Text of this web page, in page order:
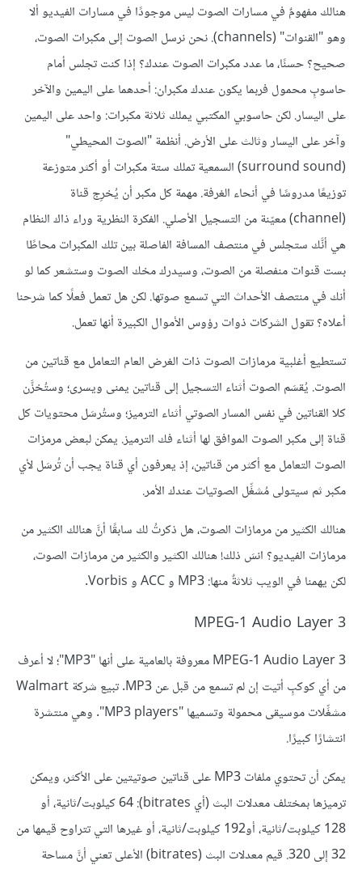
هنالك مفهومٌ في مسارات الصوت ليس موجودًا في مسارات الفيديو ألا
وهو "القنوات" (channels). نحن نرسل الصوت إلى مكبرات الصوت،
صحيح؟ حسنًا، ما عدد مكبرات الصوت عندك؟ إذا كنت تجلس أمام
حاسوبٍ محمول فربما يكون عندك مكبران: أحدهما على اليمين والآخر
على اليسار. لكن حاسوبي المكتبي يملك ثلاثة مكبرات: واحد على اليمين
وآخر على اليسار وثالث على الأرض. أنظمة "الصوت المحيطي"
(surround sound) السمعية تملك ستة مكبرات أو أكثر متوزعة
توزيعًا مدروسًا في أنحاء الغرفة. مهمة كل مكبر أن يُخرِج قناة
(channel) معيّنة من التسجيل الأصلي. الفكرة النظرية وراء ذاك النظام
هي أنَّك ستجلس في منتصف المسافة الفاصلة بين تلك المكبرات محاطًا
بست قنوات منفصلة من الصوت، وسيدرك مخك الصوت وستشعر كما لو
أنك في منتصف الأحداث التي تسمع صوتها. لكن هل تعمل فعلًا كما شرحنا
أعلاه؟ تقول الشركات ذوات رؤوس الأموال الكبيرة أنها تعمل.
تستطيع أغلبية مرمازات الصوت ذات الغرض العام التعامل مع قناتين من
الصوت. يُقسَم الصوت أثناء التسجيل إلى قناتين يمنى ويسرى؛ وستُخزَّن
كلا القناتين في نفس المسار الصوتي أثناء الترميز؛ وستُرسَل محتويات كل
قناة إلى مكبر الصوت الموافق لها أثناء فك الترميز. يمكن لبعض مرمزات
الصوت التعامل مع أكثر من قناتين، إذ يعرفون أي قناة يجب أن تُرسَل لأي
مكبر ثم سيتولى مُشغِّل الصوتيات عندك الأمر.
هنالك الكثير من مرمازات الصوت، هل ذكرتُ لك سابقًا أنَّ هنالك الكثير من
مرمازات الفيديو؟ انسَ ذلك! هنالك الكثير والكثير من مرمازات الصوت،
لكن يهمنا في الويب ثلاثةٌ منها: MP3 و ACC و Vorbis.
MPEG-1 Audio Layer 3
MPEG-1 Audio Layer 3 معروفة بالعامية على أنها "MP3"؛ لا أعرف
من أي كوكبٍ أتيت إن لم تسمع من قبل عن MP3. تبيع شركة Walmart
مشغِّلات موسيقى محمولة وتسميها "MP3 players". وهي منتشرة
انتشارًا كبيرًا.
يمكن أن تحتوي ملفات MP3 على قناتين صوتيتين على الأكثر، ويمكن
ترميزها بمختلف معدلات البث (أي bitrates): 64 كيلوبت/ثانية، أو
128 كيلوبت/ثانية، أو192 كيلوبت/ثانية، أو غيرها التي تتراوح قيمها من
32 إلى 320. قيم معدلات البث (bitrates) الأعلى تعني أنَّ مساحة